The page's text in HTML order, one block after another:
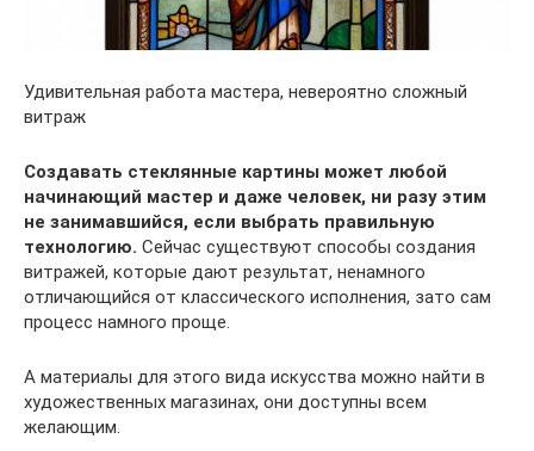
Удивительная работа мастера, невероятно сложный
витраж
Создавать стеклянные картины может любой
начинающий мастер и даже человек, ни разу этим
не занимавшийся, если выбрать правильную
технологию. Сейчас существуют способы создания
витражей, которые дают результат, ненамного
отличающийся от классического исполнения, зато сам
процесс намного проще.
А материалы для этого вида искусства можно найти в
художественных магазинах, они доступны всем
желающим.